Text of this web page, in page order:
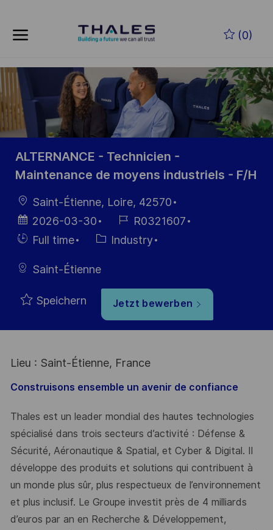
(0)
-
ALTERNANCE - Technicien -
Maintenance de moyens industriels - F/H
Ort
Saint-Étienne, Loire, 42570
Datum der
Veröffentlichung
2026-03-30
Job-
ID
R0321607
Einstellunngstyp
Full time Kategorie
Industry
Saint-Étienne
Speichern Jetzt bewerben
Lieu : Saint-Étienne, France
Construisons ensemble un avenir de confiance
Thales est un leader mondial des hautes technologies
spécialisé dans trois secteurs d’activité : Défense &
Sécurité, Aéronautique & Spatial, et Cyber & Digital. Il
développe des produits et solutions qui contribuent à
un monde plus sûr, plus respectueux de l’environnement
et plus inclusif. Le Groupe investit près de 4 milliards
d’euros par an en Recherche & Développement,